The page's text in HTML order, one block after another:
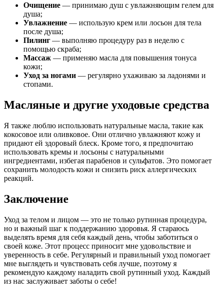
Очищение — принимаю душ с увлажняющим гелем для
душа;
Увлажнение — использую крем или лосьон для тела
после душа;
Пилинг — выполняю процедуру раз в неделю с
помощью скраба;
Массаж — применяю масла для повышения тонуса
кожи;
Уход за ногами — регулярно ухаживаю за ладонями и
стопами.
Масляные и другие уходовые средства
Я также люблю использовать натуральные масла, такие как
кокосовое или оливковое. Они отлично увлажняют кожу и
придают ей здоровый блеск. Кроме того, я предпочитаю
использовать кремы и лосьоны с натуральными
ингредиентами, избегая парабенов и сульфатов. Это помогает
сохранить молодость кожи и снизить риск аллергических
реакций.
Заключение
Уход за телом и лицом — это не только рутинная процедура,
но и важный шаг к поддержанию здоровья. Я стараюсь
выделять время для себя каждый день, чтобы заботиться о
своей коже. Этот процесс приносит мне удовольствие и
уверенность в себе. Регулярный и правильный уход помогает
мне выглядеть и чувствовать себя лучше, поэтому я
рекомендую каждому наладить свой рутинный уход. Каждый
из нас заслуживает заботы о себе!